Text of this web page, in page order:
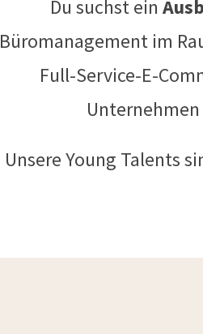
Du suchst ein
Büromanagement im
Full-Service-E-
Unsere Young Talents